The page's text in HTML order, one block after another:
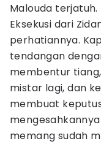
Malouda terjatuh.
Eksekusi dari
perhatiannya.
tendangan
membentur
mistar lagi, dan
membuat
memang sudah